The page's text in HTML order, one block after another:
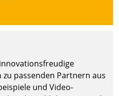
passenden Partnern aus
und Video-